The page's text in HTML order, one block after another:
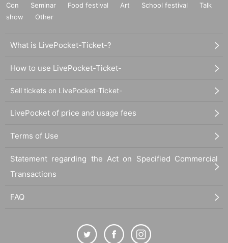
Con
Seminar Food festival Art School festival
Talk
show
Other
What is LivePocket-Ticket-?
How to use LivePocket-Ticket-
Sell tickets on LivePocket-Ticket-
LivePocket of price and usage fees
Terms of Use
Statement regarding the Act on Specified Commercial
Transactions
FAQ